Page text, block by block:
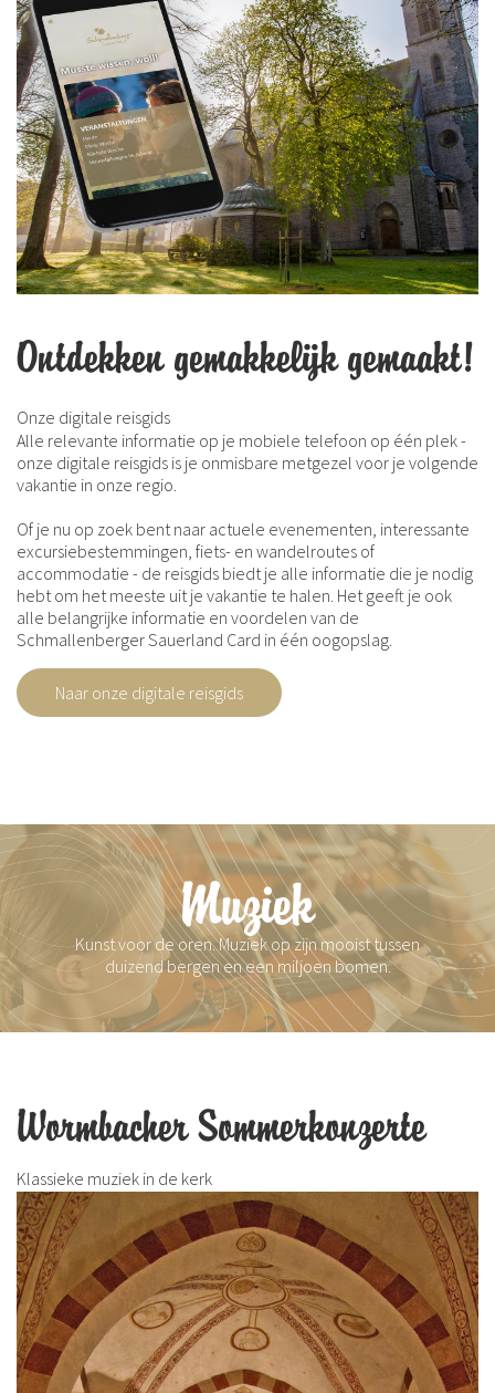
Ontdekken gemakkelijk gemaakt!
Onze digitale reisgids
Alle relevante informatie op je mobiele telefoon op één plek -
onze digitale reisgids is je onmisbare metgezel voor je volgende
vakantie in onze regio.
Of je nu op zoek bent naar actuele evenementen, interessante
excursiebestemmingen, fiets- en wandelroutes of
accommodatie - de reisgids biedt je alle informatie die je nodig
hebt om het meeste uit je vakantie te halen. Het geeft je ook
alle belangrijke informatie en voordelen van de
Schmallenberger Sauerland Card in één oogopslag.
Naar onze digitale reisgids
Muziek
Kunst voor de oren. Muziek op zijn mooist tussen
duizend bergen en een miljoen bomen.
Wormbacher Sommerkonzerte
Klassieke muziek in de kerk